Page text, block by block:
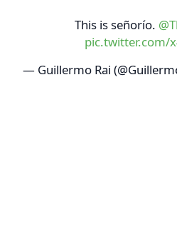
This is señorío.
pic.twitter.com/
— Guillermo Rai